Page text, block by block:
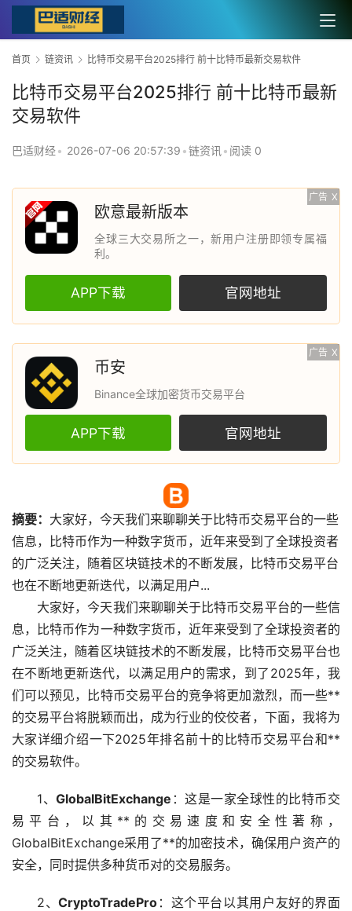
首页 链资讯 比特币交易平台2025排行 前十比特币最新交易软件
比特币交易平台2025排行 前十比特币最新
交易软件
巴适财经• 2026-07-06 20:57:39 •链资讯 • 阅读 0
广告 X
欧意最新版本
全球三大交易所之一，新用户注册即领专属福
利。
APP下载 官网地址
广告 X
币安
Binance全球加密货币交易平台
APP下载 官网地址
摘要： 大家好，今天我们来聊聊关于比特币交易平台的一些
信息，比特币作为一种数字货币，近年来受到了全球投资者
的广泛关注，随着区块链技术的不断发展，比特币交易平台
也在不断地更新迭代，以满足用户...
大家好，今天我们来聊聊关于比特币交易平台的一些信
息，比特币作为一种数字货币，近年来受到了全球投资者的
广泛关注，随着区块链技术的不断发展，比特币交易平台也
在不断地更新迭代，以满足用户的需求，到了2025年，我
们可以预见，比特币交易平台的竞争将更加激烈，而一些**
的交易平台将脱颖而出，成为行业的佼佼者，下面，我将为
大家详细介绍一下2025年排名前十的比特币交易平台和**
的交易软件。
1、GlobalBitExchange ：这是一家全球性的比特币交
易平台，以其**的交易速度和安全性著称，
GlobalBitExchange采用了**的加密技术，确保用户资产的
安全，同时提供多种货币对的交易服务。
2、CryptoTradePro ：这个平台以其用户友好的界面